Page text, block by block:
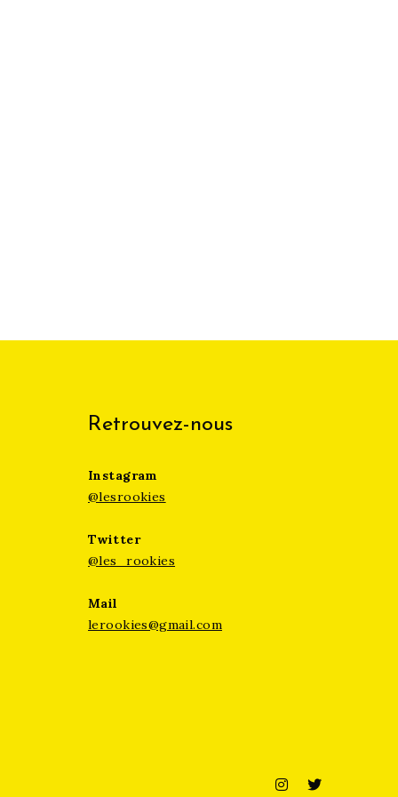
Retrouvez-nous
Instagram
@lesrookies
Twitter
@les_rookies
Mail
lerookies@gmail.com
Instagram
Twitter